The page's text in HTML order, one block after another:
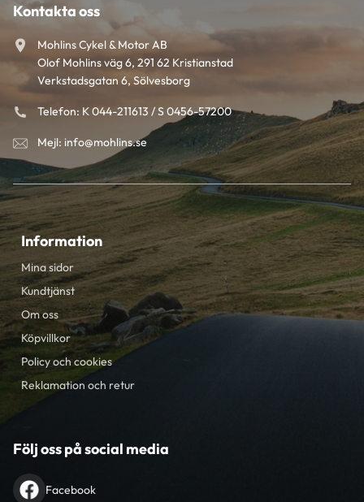
Kontakta oss
Mohlins Cykel & Motor AB
Olof Mohlins väg 6, 291 62 Kristianstad
Verkstadsgatan 6, Sölvesborg
Telefon: K 044-211613 / S 0456-57200
Mejl: info@mohlins.se
Information
Mina sidor
Kundtjänst
Om oss
Köpvillkor
Policy och cookies
Reklamation och retur
Följ oss på social media
Facebook